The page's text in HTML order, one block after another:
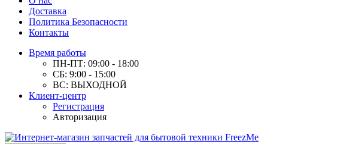
Доставка
Политика Безопасности
Контакты
Время работы
ПН-ПТ: 09:00 - 18:00
СБ: 9:00 - 15:00
ВС: ВЫХОДНОЙ
Клиент-центр
Регистрация
Авторизация